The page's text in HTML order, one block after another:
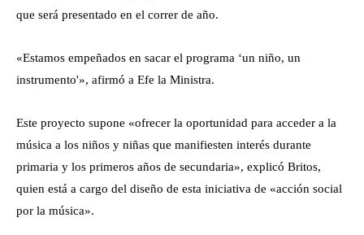
que será presentado en el correr de año.
«Estamos empeñados en sacar el programa ‘un niño, un
instrumento'», afirmó a Efe la Ministra.
Este proyecto supone «ofrecer la oportunidad para acceder a la
música a los niños y niñas que manifiesten interés durante
primaria y los primeros años de secundaria», explicó Britos,
quien está a cargo del diseño de esta iniciativa de «acción social
por la música».